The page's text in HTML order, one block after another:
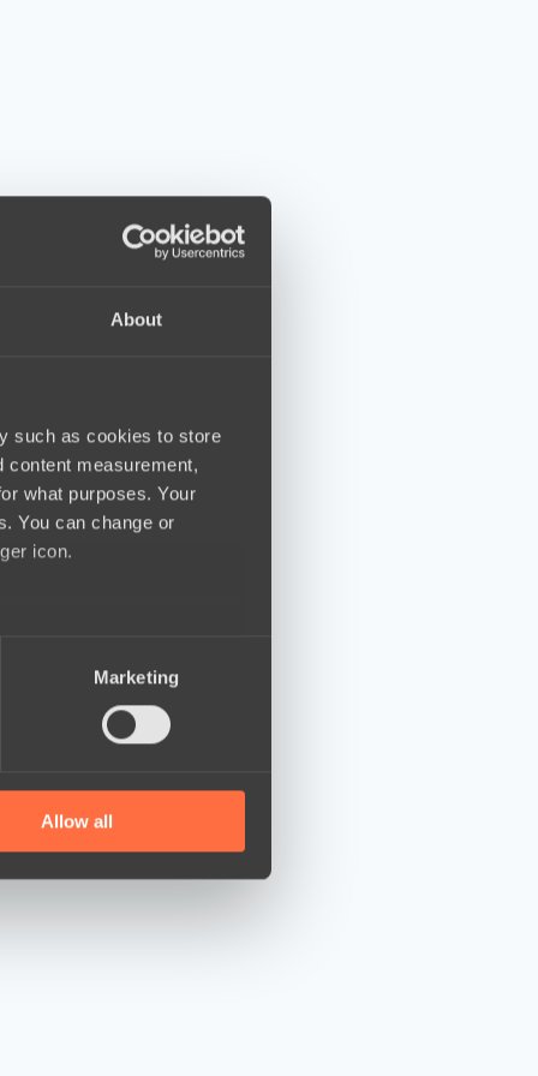
About
such as cookies to store
content measurement,
what purposes. Your
You can change or
icon.
who may combine it with
Marketing
Allow all